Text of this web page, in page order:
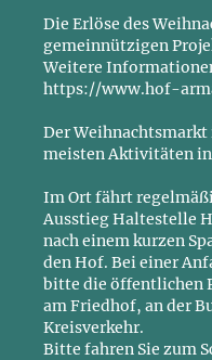
Die Erlöse des
gemeinnützigen
Weitere
https://www.hof-
Der
meisten Aktivitäten
Im Ort fährt
Ausstieg Haltestelle
nach einem kurzen
den Hof. Bei einer
bitte die öffentlichen
am Friedhof, an der
Kreisverkehr.
Bitte fahren Sie zum